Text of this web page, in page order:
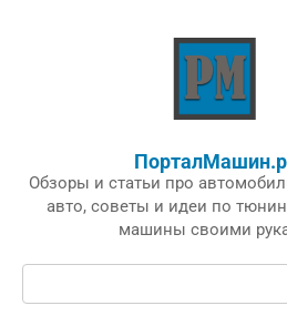
Обзоры и статьи про
авто, советы и идеи по
машины своими
Поиск: